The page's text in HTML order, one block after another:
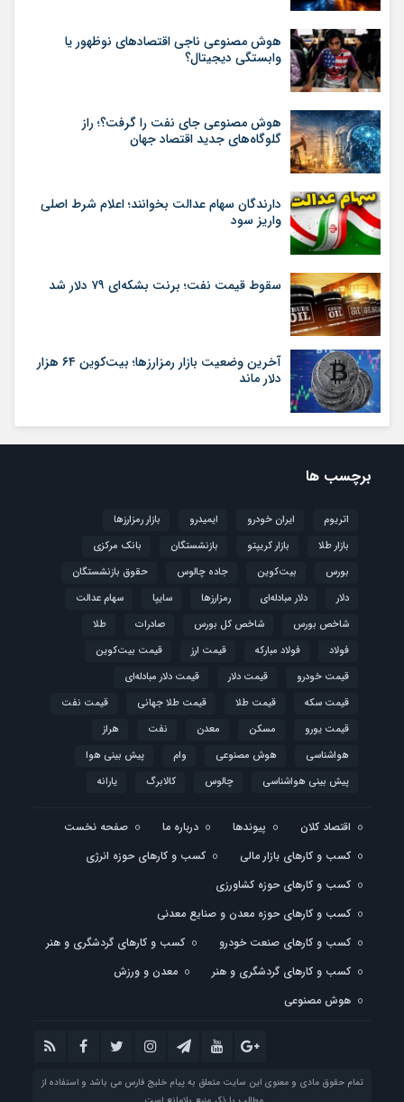
هوش مصنوعی ناجی اقتصادهای نوظهور یا
وابستگی دیجیتال؟
هوش مصنوعی جای نفت را گرفت؟؛ راز
گلوگاه‌های جدید اقتصاد جهان
دارندگان سهام عدالت بخوانند؛ اعلام شرط اصلی
واریز سود
سقوط قیمت نفت؛ برنت بشکه‌ای ۷۹ دلار شد
آخرین وضعیت بازار رمزارزها؛ بیت‌کوین ۶۴ هزار
دلار ماند
برچسب ها
اتریوم ایران خودرو ایمیدرو
بازار رمزارزها
بازار طلا
بازار کریپتو بازنشستگان
بانک مرکزی
بورس
بیت‌کوین جاده چالوس
حقوق بازنشستگان
دلار
دلار مبادله‌ای رمزارزها سایپا
سهام عدالت
شاخص بورس
شاخص کل بورس صادرات
طلا
فولاد
فولاد مبارکه قیمت ارز
قیمت بیت‌کوین
قیمت خودرو
قیمت دلار
قیمت دلار مبادله‌ای
قیمت سکه
قیمت طلا قیمت طلا جهانی
قیمت نفت
قیمت یورو
مسکن معدن نفت
هراز
هواشناسی
هوش مصنوعی وام
پیش بینی هوا
پیش بینی هواشناسی
چالوس کالابرگ یارانه
اقتصاد کلان پیوندها درباره ما
صفحه نخست
کسب و کارهای بازار مالی
کسب و کارهای حوزه انرژی
کسب و کارهای حوزه کشاورزی
کسب و کارهای حوزه معدن و صنایع معدنی
کسب و کارهای صنعت خودرو
کسب و کارهای گردشگری و هنر
کسب و کارهای گردشگری و هنر
معدن و ورزش
هوش مصنوعی
تمام حقوق مادی و معنوی این سایت متعلق به پیام خلیج فارس می باشد و استفاده از